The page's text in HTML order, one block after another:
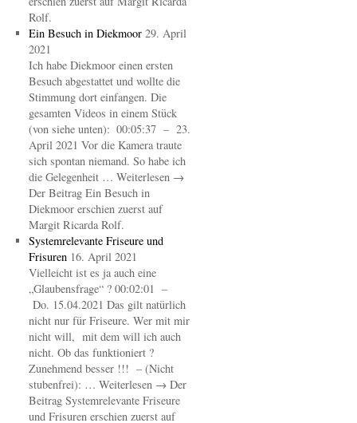
Rolf.
Ein Besuch in Diekmoor 29. April
2021
Ich habe Diekmoor einen ersten
Besuch abgestattet und wollte die
Stimmung dort einfangen. Die
gesamten Videos in einem Stück
(von siehe unten): 00:05:37 – 23.
April 2021 Vor die Kamera traute
sich spontan niemand. So habe ich
die Gelegenheit … Weiterlesen →
Der Beitrag Ein Besuch in
Diekmoor erschien zuerst auf
Margit Ricarda Rolf.
Systemrelevante Friseure und
Frisuren 16. April 2021
Vielleicht ist es ja auch eine
„Glaubensfrage“ ? 00:02:01 –
Do. 15.04.2021 Das gilt natürlich
nicht nur für Friseure. Wer mit mir
nicht will, mit dem will ich auch
nicht. Ob das funktioniert ?
Zunehmend besser !!! – (Nicht
stubenfrei): … Weiterlesen → Der
Beitrag Systemrelevante Friseure
und Frisuren erschien zuerst auf